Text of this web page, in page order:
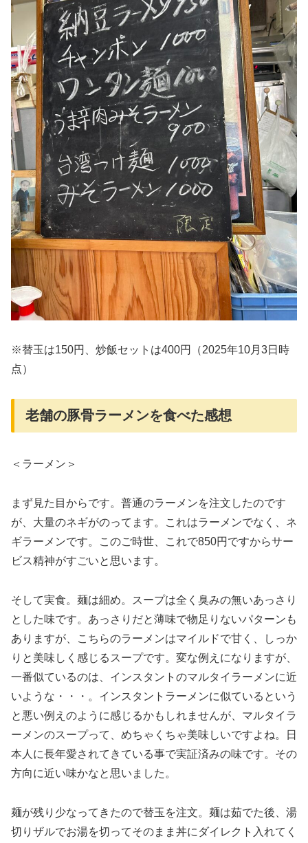
※替玉は150円、炒飯セットは400円（2025年10月3日時
点）
老舗の豚骨ラーメンを食べた感想
＜ラーメン＞
まず見た目からです。普通のラーメンを注文したのです
が、大量のネギがのってます。これはラーメンでなく、ネ
ギラーメンです。このご時世、これで850円ですからサー
ビス精神がすごいと思います。
そして実食。麺は細め。スープは全く臭みの無いあっさり
とした味です。あっさりだと薄味で物足りないパターンも
ありますが、こちらのラーメンはマイルドで甘く、しっか
りと美味しく感じるスープです。変な例えになりますが、
一番似ているのは、インスタントのマルタイラーメンに近
いような・・・。インスタントラーメンに似ているという
と悪い例えのように感じるかもしれませんが、マルタイラ
ーメンのスープって、めちゃくちゃ美味しいですよね。日
本人に長年愛されてきている事で実証済みの味です。その
方向に近い味かなと思いました。
麺が残り少なってきたので替玉を注文。麺は茹でた後、湯
切りザルでお湯を切ってそのまま丼にダイレクト入れてく